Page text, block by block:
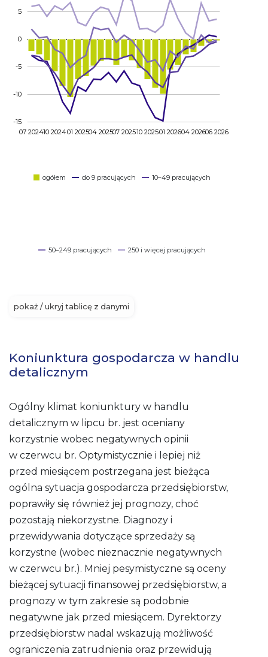
07 202410 202401 202504 202507 202510 202501 202604 202606 2026
-15
-10
-5
0
5
ogółem do 9 pracujących 10–49 pracujących
50–249 pracujących 250 i więcej pracujących
pokaż / ukryj tablicę z danymi
Koniunktura gospodarcza w handlu
detalicznym
Ogólny klimat koniunktury w handlu
detalicznym w lipcu br. jest oceniany
korzystnie wobec negatywnych opinii
w czerwcu br. Optymistycznie i lepiej niż
przed miesiącem postrzegana jest bieżąca
ogólna sytuacja gospodarcza przedsiębiorstw,
poprawiły się również jej prognozy, choć
pozostają niekorzystne. Diagnozy i
przewidywania dotyczące sprzedaży są
korzystne (wobec nieznacznie negatywnych
w czerwcu br.). Mniej pesymistyczne są oceny
bieżącej sytuacji finansowej przedsiębiorstw, a
prognozy w tym zakresie są podobnie
negatywne jak przed miesiącem. Dyrektorzy
przedsiębiorstw nadal wskazują możliwość
ograniczenia zatrudnienia oraz przewidują